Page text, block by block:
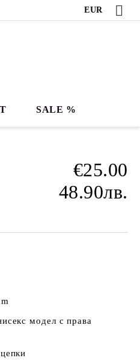
EUR
SALE %
€25.00
48.90лв.
модел с права